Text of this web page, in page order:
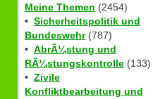
Meine Themen (2454)
• Sicherheitspolitik und
Bundeswehr(787)
• AbrÃ¼stung und
RÃ¼stungskontrolle (133)
• Zivile
Konfliktbearbeitung und